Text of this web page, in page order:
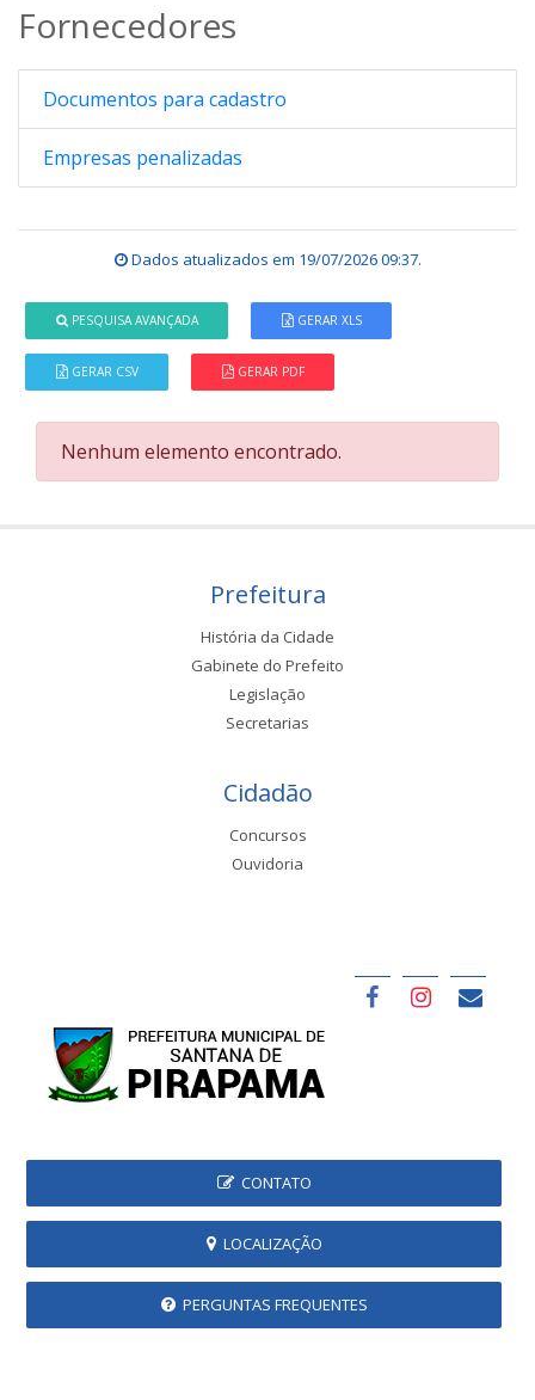
Fornecedores
Documentos para cadastro
Empresas penalizadas
Dados atualizados em 19/07/2026 09:37.
PESQUISA AVANÇADA GERAR XLS
GERAR CSV GERAR PDF
Nenhum elemento encontrado.
Prefeitura
História da Cidade
Gabinete do Prefeito
Legislação
Secretarias
Cidadão
Concursos
Ouvidoria
CONTATO
LOCALIZAÇÃO
PERGUNTAS FREQUENTES